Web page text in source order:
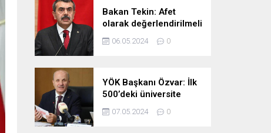
Bakan Tekin: Afet
olarak değerlendirilmeli
06.05.2024 0
YÖK Başkanı Özvar: İlk
500’deki üniversite
sayımızı 10’a çıkarmayı
hedefliyoruz
07.05.2024 0